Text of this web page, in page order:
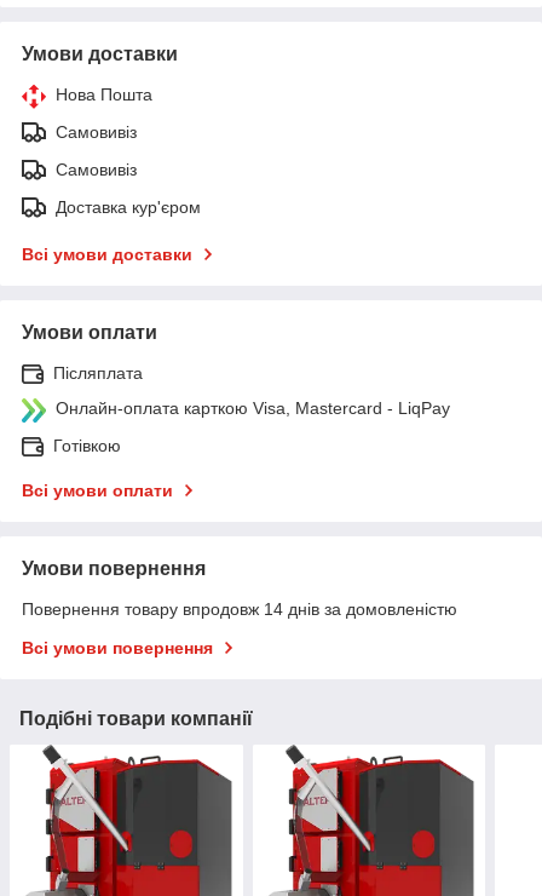
Умови доставки
Нова Пошта
Самовивіз
Самовивіз
Доставка кур'єром
Всі умови доставки
Умови оплати
Післяплата
Онлайн-оплата карткою Visa, Mastercard - LiqPay
Готівкою
Всі умови оплати
Умови повернення
Повернення товару впродовж 14 днів за домовленістю
Всі умови повернення
Подібні товари компанії